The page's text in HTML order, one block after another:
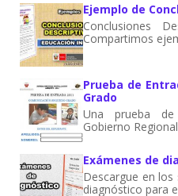
Ejemplo de
Conclusiones
Compartimos
Prueba de
Grado
Una prueba
Gobierno
Exámenes de
Descargue en los
diagnóstico para